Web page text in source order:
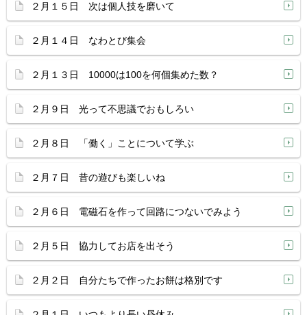
２月１５日 次は個人技を磨いて
２月１４日 なわとび集会
２月１３日 10000は100を何個集めた数？
２月９日 光って不思議でおもしろい
２月８日 「働く」ことについて学ぶ
２月７日 昔の遊びも楽しいね
２月６日 電磁石を作って回路につないでみよう
２月５日 協力してお店を出そう
２月２日 自分たちで作ったお餅は格別です